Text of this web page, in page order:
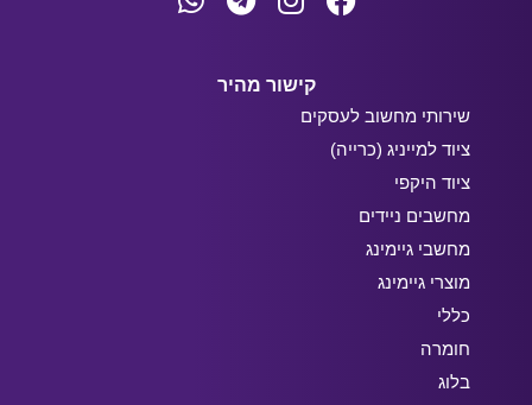
קישור מהיר
שירותי מחשוב לעסקים
ציוד למייניג (כרייה)
ציוד היקפי
מחשבים ניידים
מחשבי גיימינג
מוצרי גיימינג
כללי
חומרה
בלוג